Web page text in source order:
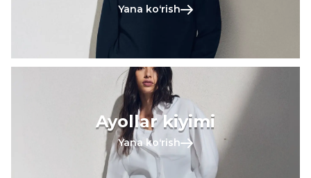
Yana koʻrish
Ayollar kiyimi
Yana koʻrish